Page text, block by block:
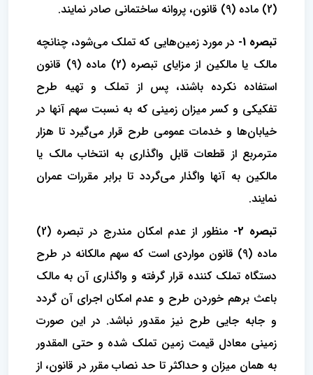
(2) ماده (9) قانون، پروانه ساختمانی صادر نمایند.
تبصره 1-
در مورد زمین‌هایی که تملک می‌شود، چنانچه
مالک یا مالکین از مزایای تبصره (2) ماده (9) قانون
استفاده نکرده باشند، پس از تملک و تهیه طرح
تفکیکی و کسر میزان زمینی که به نسبت سهم آنها در
خیابان‌ها و خدمات عمومی طرح قرار می‌گیرد تا هزار
مترمربع از قطعات قابل واگذاری به انتخاب مالک یا
مالکین به آنها واگذار می‌گردد تا برابر مقررات عمران
نمایند.
تبصره 2-
منظور از عدم امکان مندرج در تبصره (2)
ماده (9) قانون مواردی است که سهم مالکانه در طرح
دستگاه تملک کننده قرار گرفته و واگذاری آن به مالک
باعث برهم خوردن طرح و عدم امکان اجرای آن گردد
و جابه جایی طرح نیز مقدور نباشد. در این صورت
زمینی معادل قیمت زمین تملک شده و حتی المقدور
به همان میزان و حداکثر تا حد نصاب مقرر در قانون، از